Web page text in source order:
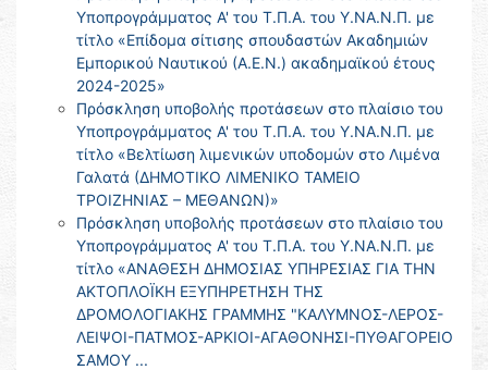
Υποπρογράμματος Α' του Τ.Π.Α. του Υ.ΝΑ.Ν.Π. με
τίτλο «Επίδομα σίτισης σπουδαστών Ακαδημιών
Εμπορικού Ναυτικού (Α.Ε.Ν.) ακαδημαϊκού έτους
2024-2025»
Πρόσκληση υποβολής προτάσεων στο πλαίσιο του
Υποπρογράμματος Α' του Τ.Π.Α. του Υ.ΝΑ.Ν.Π. με
τίτλο «Βελτίωση λιμενικών υποδομών στο Λιμένα
Γαλατά (ΔΗΜΟΤΙΚΟ ΛΙΜΕΝΙΚΟ ΤΑΜΕΙΟ
ΤΡΟΙΖΗΝΙΑΣ – ΜΕΘΑΝΩΝ)»
Πρόσκληση υποβολής προτάσεων στο πλαίσιο του
Υποπρογράμματος Α' του Τ.Π.Α. του Υ.ΝΑ.Ν.Π. με
τίτλο «ΑΝΑΘΕΣΗ ΔΗΜΟΣΙΑΣ ΥΠΗΡΕΣΙΑΣ ΓΙΑ ΤΗΝ
ΑΚΤΟΠΛΟΪΚΗ ΕΞΥΠΗΡΕΤΗΣΗ ΤΗΣ
ΔΡΟΜΟΛΟΓΙΑΚΗΣ ΓΡΑΜΜΗΣ "ΚΑΛΥΜΝΟΣ-ΛΕΡΟΣ-
ΛΕΙΨΟΙ-ΠΑΤΜΟΣ-ΑΡΚΙΟΙ-ΑΓΑΘΟΝΗΣΙ-ΠΥΘΑΓΟΡΕΙΟ
ΣΑΜΟΥ ...